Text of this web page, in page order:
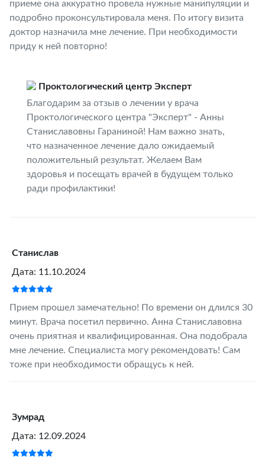
приеме она аккуратно провела нужные манипуляции и
подробно проконсультировала меня. По итогу визита
доктор назначила мне лечение. При необходимости
приду к ней повторно!
Проктологический центр Эксперт
Благодарим за отзыв о лечении у врача
Проктологического центра "Эксперт" - Анны
Станиславовны Гараниной! Нам важно знать,
что назначенное лечение дало ожидаемый
положительный результат. Желаем Вам
здоровья и посещать врачей в будущем только
ради профилактики!
Станислав
Дата: 11.10.2024
Прием прошел замечательно! По времени он длился 30
минут. Врача посетил первично. Анна Станиславовна
очень приятная и квалифицированная. Она подобрала
мне лечение. Специалиста могу рекомендовать! Сам
тоже при необходимости обращусь к ней.
Зумрад
Дата: 12.09.2024